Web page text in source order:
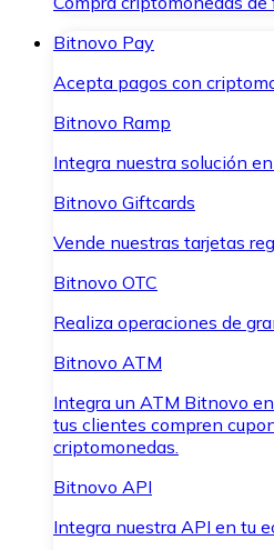
Bitnovo Pay
Acepta pagos con
Bitnovo Ramp
Integra nuestra solución
Bitnovo Giftcards
Vende nuestras tarjetas
Bitnovo OTC
Realiza operaciones de
Bitnovo ATM
Integra un ATM Bitnovo
tus clientes compren
criptomonedas.
Bitnovo API
Integra nuestra API en tu